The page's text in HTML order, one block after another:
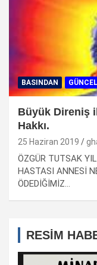
BASINDAN GÜNCEL
Büyük Direniş
Hakkı.
25 Haziran 2019
ÖZGÜR TUTSAK
HASTASI ANNESİ
ÖDEDİĞİMİZ…
RESİM